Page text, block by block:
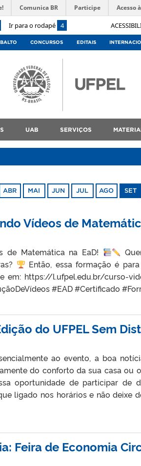
Ir para o rodapé 4
Comunica BR Participe Acesso
CONCURSOS EDITAIS
UAB SERVIÇOS
ABR MAI JUN JUL AGO SET
Vídeos de
de Matemática na EaD!
Então, essa formação é
em: https://l.ufpel.edu.br/curso-
#EAD #Certificado
do UFPEL Sem
ao evento, a boa
do conforto da sua casa ou
oportunidade de participar de
ligado nos horários e não deixe
Feira de Economia